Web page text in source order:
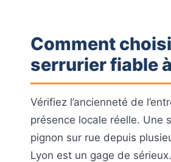
Comment
serrurier fiable
Vérifiez l’ancienneté de
présence locale réelle. Une
pignon sur rue depuis
Lyon est un gage de